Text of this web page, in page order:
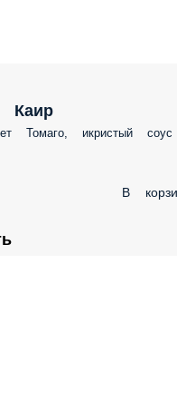
Каир
Томаго, икристый соус
В